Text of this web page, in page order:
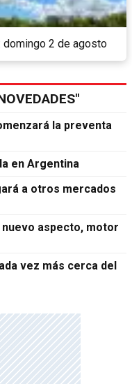
domingo 2 de agosto
la preventa
en Argentina
a otros mercados
nuevo aspecto, motor
vez más cerca del